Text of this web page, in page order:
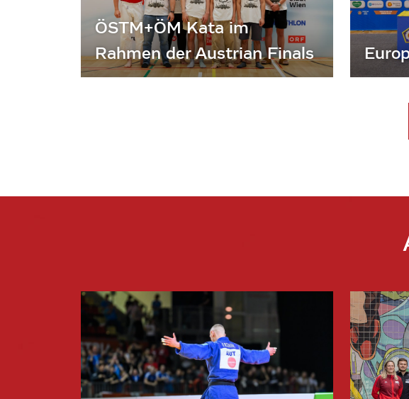
ÖSTM+ÖM Kata im
Rahmen der Austrian Finals